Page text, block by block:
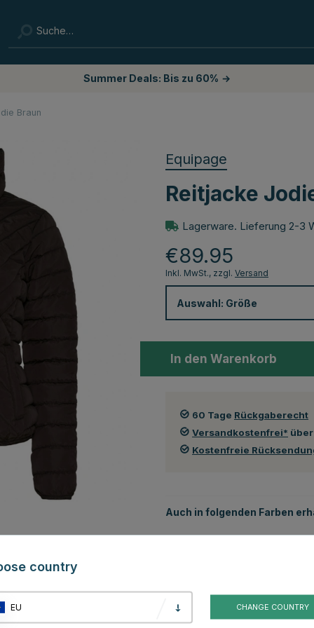
Summer Deals: Bis zu 60% →
Braun
Equipage
Reitjacke
Lagerware. Lieferung 2-3
€89.95
Inkl. MwSt., zzgl. Versand
Auswahl: Größe
In den Warenkorb
60 Tage Rückgaberecht
Versandkostenfrei* über
Kostenfreie
Auch in folgenden Farben
Blau
country
EU CHANGE COUNTRY